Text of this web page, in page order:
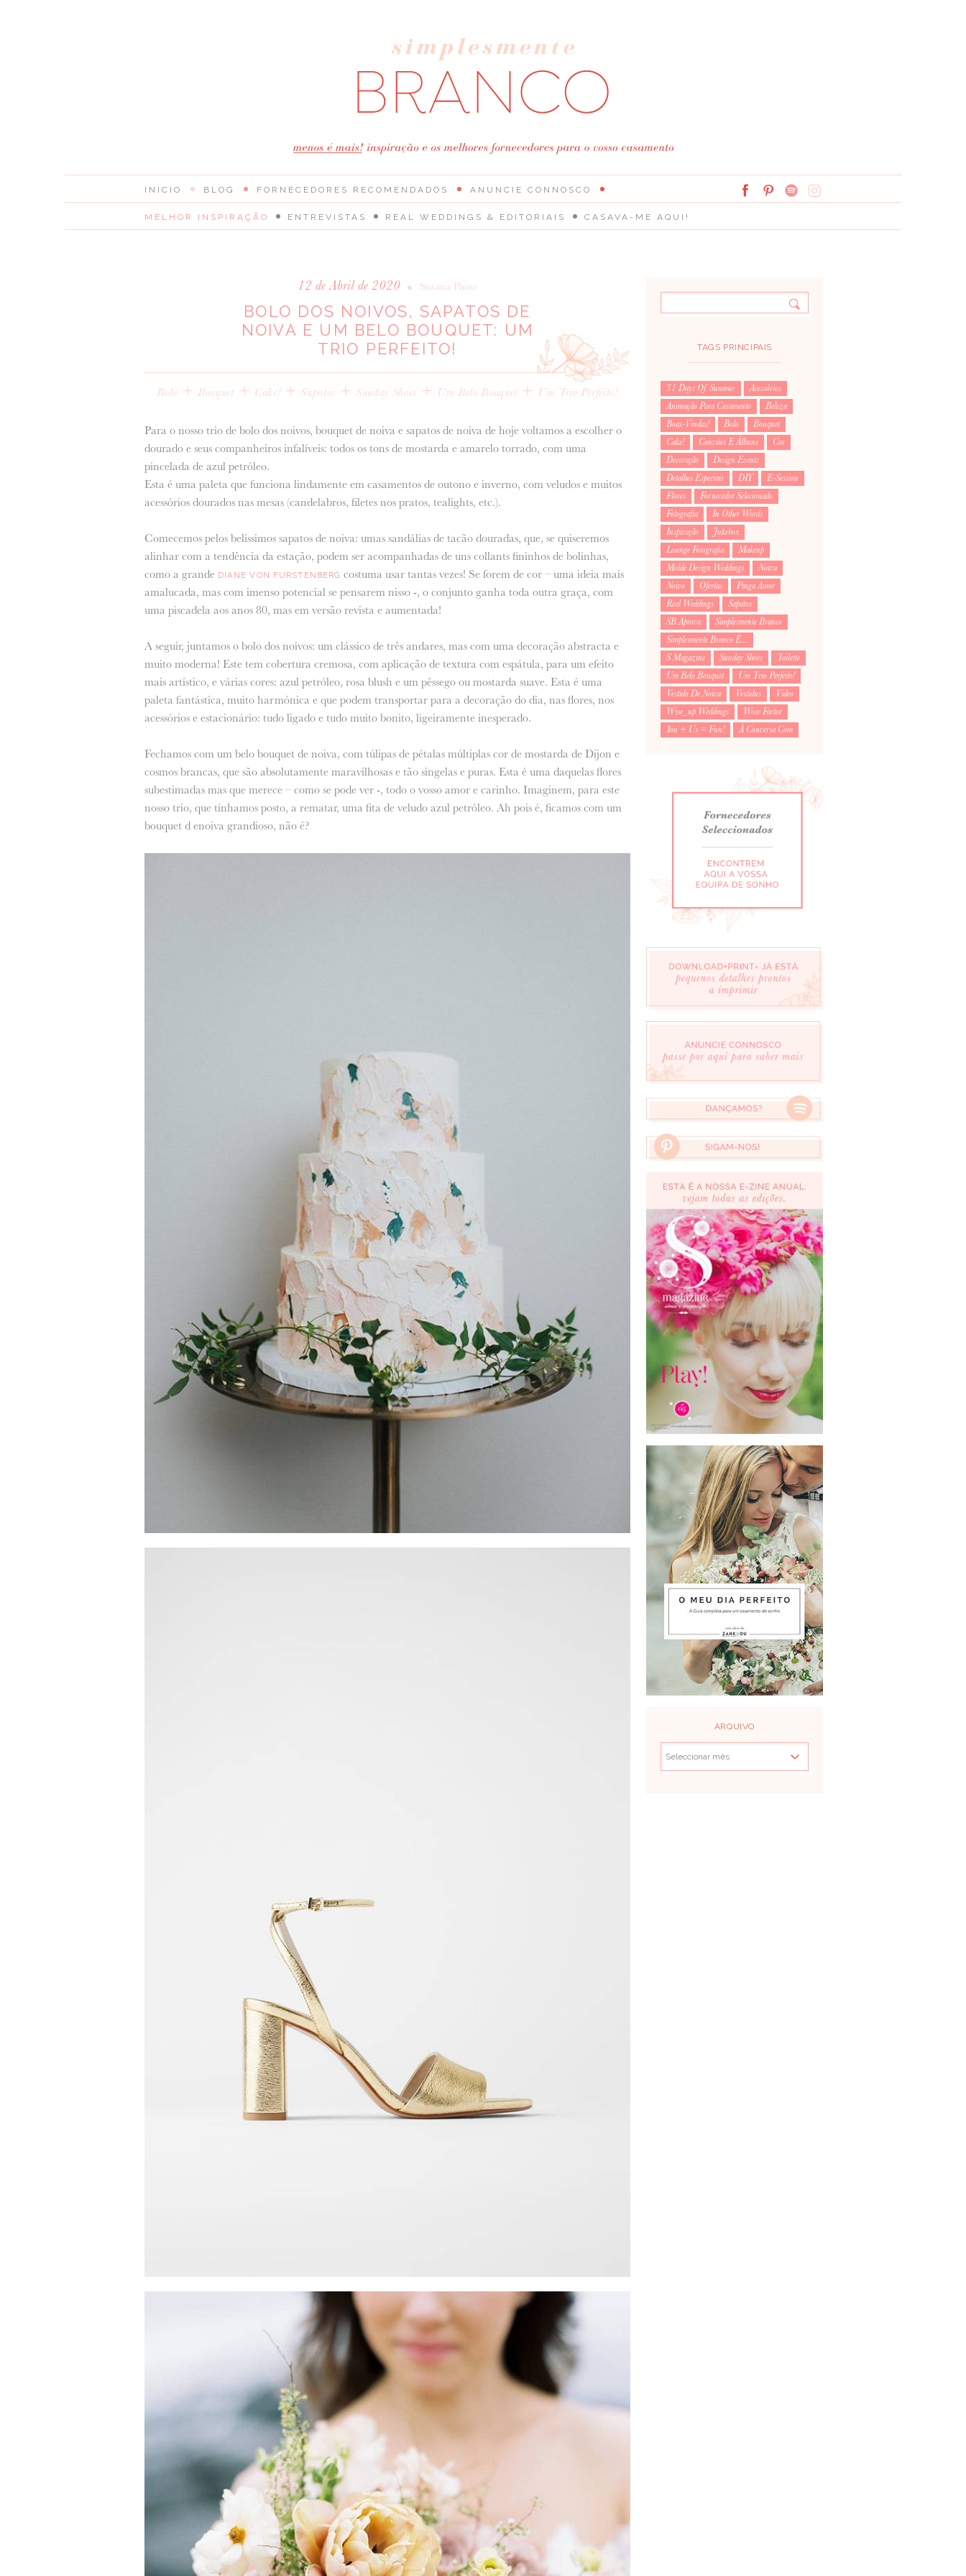
INICIO BLOG
MELHOR INSPIRAÇÃO ENTREVISTAS REAL WEDDINGS & EDITORIAIS CASAVA-ME AQUI!
FORNECEDORES RECOMENDADOS ANUNCIE CONNOSCO
12 de Abril de 2020 • Susana Pinto
BOLO DOS NOIVOS, SAPATOS DE
NOIVA E UM BELO BOUQUET: UM
TRIO PERFEITO!
Bolo +Bouquet + Cake!+ Sapatos + Sunday Shoes + Um Belo Bouquet + Um Trio Perfeito!
Para o nosso trio de bolo dos noivos, bouquet de noiva e sapatos de noiva de hoje voltamos a escolher o
dourado e seus companheiros infalíveis: todos os tons de mostarda e amarelo torrado, com uma
pincelada de azul petróleo.
Esta é uma paleta que funciona lindamente em casamentos de outono e inverno, com veludos e muitos
acessórios dourados nas mesas (candelabros, filetes nos pratos, tealights, etc.).
Comecemos pelos belíssimos sapatos de noiva: umas sandálias de tacão douradas, que, se quiseremos
alinhar com a tendência da estação, podem ser acompanhadas de uns collants fininhos de bolinhas,
como a grande DIANE VON FURSTENBERG costuma usar tantas vezes! Se forem de cor – uma ideia mais
amalucada, mas com imenso potencial se pensarem nisso -, o conjunto ganha toda outra graça, com
uma piscadela aos anos 80, mas em versão revista e aumentada!
A seguir, juntamos o bolo dos noivos: um clássico de três andares, mas com uma decoração abstracta e
muito moderna! Este tem cobertura cremosa, com aplicação de textura com espátula, para um efeito
mais artístico, e várias cores: azul petróleo, rosa blush e um pêssego ou mostarda suave. Esta é uma
paleta fantástica, muito harmónica e que podem transportar para a decoração do dia, nas flores, nos
acessórios e estacionário: tudo ligado e tudo muito bonito, ligeiramente inesperado.
Fechamos com um belo bouquet de noiva, com túlipas de pétalas múltiplas cor de mostarda de Dijon e
cosmos brancas, que são absolutamente maravilhosas e tão singelas e puras. Esta é uma daquelas flores
subestimadas mas que merece – como se pode ver -, todo o vosso amor e carinho. Imaginem, para este
nosso trio, que tínhamos posto, a rematar, uma fita de veludo azul petróleo. Ah pois é, ficamos com um
bouquet d enoiva grandioso, não é?
TAGS PRINCIPAIS
31 Days Of Summer
Acessórios
Animação Para Casamento
Beleza
Boas-Vindas!
Bolo
Bouquet
Cake!
Convites E Álbuns
Cor
Decoração
Design Events
Detalhes Especiais
DIY
E-Session
Flores
Fornecedor Selecionado
Fotografia
In Other Words
Inspiração
Jukebox
Lounge Fotografia
Makeup
Molde Design Weddings
Noiva
Noivo
Ofertas
Pinga Amor
Real Weddings
Sapatos
SB Aprova
Simplesmente Branco
Simplesmente Branco É...
S Magazine
Sunday Shoes
Toilette
Um Belo Bouquet
Um Trio Perfeito!
Vestido De Noiva
Vestidus
Video
Wise_up Weddings
Wow Factor
You + Us = Fun!
À Conversa Com
ARQUIVO